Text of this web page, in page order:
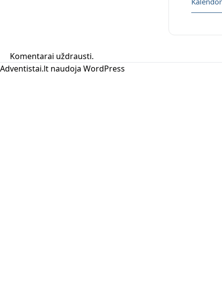
Komentarai uždrausti.
Adventistai.lt naudoja WordPress